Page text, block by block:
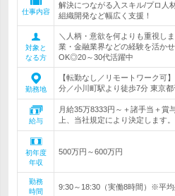
仕事内容
解決につながる入スキル/プロ人
組織開発など幅広く支援！
対象と
なる方
＼人柄・意欲を何よりも重視し
業・金融業界などの経験を活か
OK◎20～30代活躍中
勤務地
【転勤なし／リモートワーク可
分／小川町駅より徒歩7分 東京都
給与
月給35万8333円～＋諸手当＋
上、当社規定により決定します
初年度
年収
500万円～600万円
勤務
時間
9:30～18:30（実働8時間）※平